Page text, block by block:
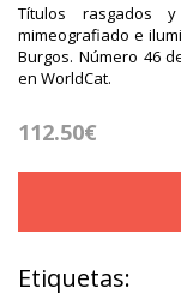
Títulos rasgados
mimeografiado e
Burgos. Número 46
en WorldCat.
112.50€
Etiquetas: